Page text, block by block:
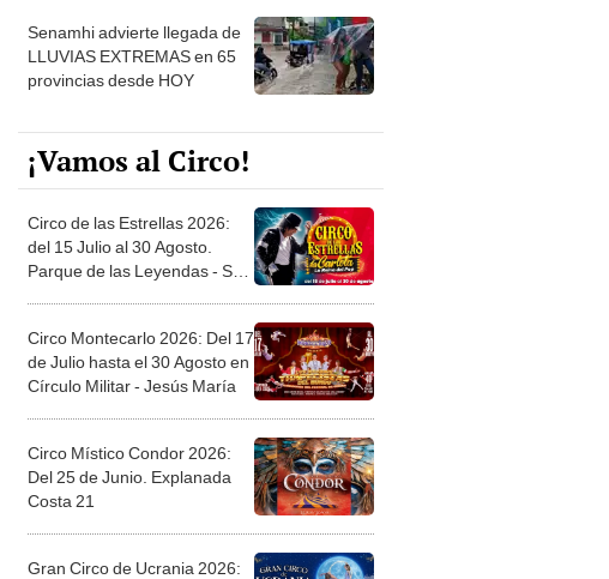
Senamhi advierte llegada de
LLUVIAS EXTREMAS en 65
provincias desde HOY
¡Vamos al Circo!
Circo de las Estrellas 2026:
del 15 Julio al 30 Agosto.
Parque de las Leyendas - San
Circo Montecarlo 2026: Del 17
de Julio hasta el 30 Agosto en
Círculo Militar - Jesús María
Circo Místico Condor 2026:
Del 25 de Junio. Explanada
Costa 21
Gran Circo de Ucrania 2026: